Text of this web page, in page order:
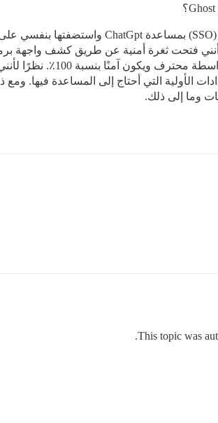
آمنًا بنسبة 100٪. نظرًا لأنني لست
وما إلى ذلك.
This topic was